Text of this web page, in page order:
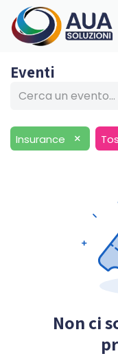
Eventi
Insurance ×
Non ci